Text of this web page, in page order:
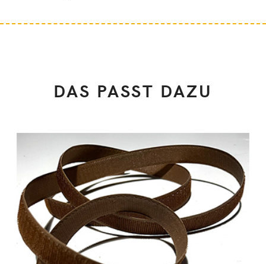
DAS PASST DAZU